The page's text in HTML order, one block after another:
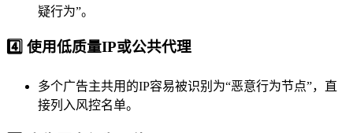
疑行为”。
4️⃣ 使用低质量IP或公共代理
多个广告主共用的IP容易被识别为“恶意行为节点”，直
接列入风控名单。